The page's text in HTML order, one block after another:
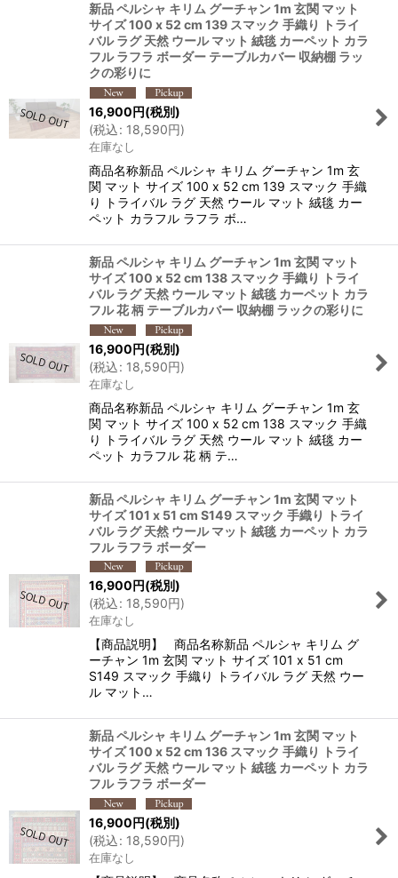
新品 ペルシャ キリム グーチャン 1m 玄関 マット
サイズ 100 x 52 cm 139 スマック 手織り トライ
バル ラグ 天然 ウール マット 絨毯 カーペット カラ
フル ラフラ ボーダー テーブルカバー 収納棚 ラッ
クの彩りに
16,900円(税別)
(税込: 18,590円)
在庫なし
商品名称新品 ペルシャ キリム グーチャン 1m 玄
関 マット サイズ 100 x 52 cm 139 スマック 手織
り トライバル ラグ 天然 ウール マット 絨毯 カー
ペット カラフル ラフラ ボ…
新品 ペルシャ キリム グーチャン 1m 玄関 マット
サイズ 100 x 52 cm 138 スマック 手織り トライ
バル ラグ 天然 ウール マット 絨毯 カーペット カラ
フル 花 柄 テーブルカバー 収納棚 ラックの彩りに
16,900円(税別)
(税込: 18,590円)
在庫なし
商品名称新品 ペルシャ キリム グーチャン 1m 玄
関 マット サイズ 100 x 52 cm 138 スマック 手織
り トライバル ラグ 天然 ウール マット 絨毯 カー
ペット カラフル 花 柄 テ…
新品 ペルシャ キリム グーチャン 1m 玄関 マット
サイズ 101 x 51 cm S149 スマック 手織り トライ
バル ラグ 天然 ウール マット 絨毯 カーペット カラ
フル ラフラ ボーダー
16,900円(税別)
(税込: 18,590円)
在庫なし
【商品説明】 商品名称新品 ペルシャ キリム グ
ーチャン 1m 玄関 マット サイズ 101 x 51 cm
S149 スマック 手織り トライバル ラグ 天然 ウー
ル マット…
新品 ペルシャ キリム グーチャン 1m 玄関 マット
サイズ 100 x 52 cm 136 スマック 手織り トライ
バル ラグ 天然 ウール マット 絨毯 カーペット カラ
フル ラフラ ボーダー
16,900円(税別)
(税込: 18,590円)
在庫なし